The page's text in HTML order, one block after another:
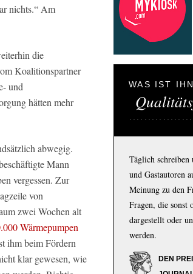
nichts.“ Am
die
Koalitionspartner
und
hätten mehr
abwegig.
Mann
vergessen. Zur
von
zwei Wochen alt
Wärmepumpen
ihm beim Fördern
klar gewesen, wie
WAS IST
Täglich schreiben
und Gastautoren
Meinung zu den
Fragen, die sonst
dargestellt oder
werden.
DEN